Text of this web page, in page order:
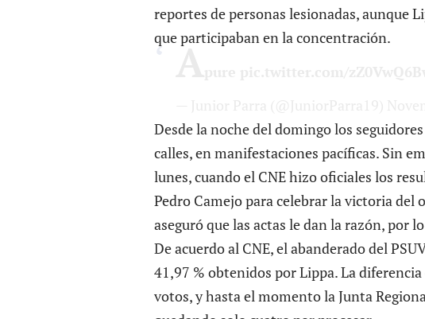
reportes de personas lesionadas, aunque
que participaban en la concentración.
A
Desde la noche del domingo los
calles, en manifestaciones pacíficas. Sin
lunes, cuando el CNE hizo oficiales los
Pedro Camejo para celebrar la victoria
aseguró que las actas le dan la razón, por
De acuerdo al CNE, el abanderado del
41,97 % obtenidos por Lippa. La
votos, y hasta el momento la Junta